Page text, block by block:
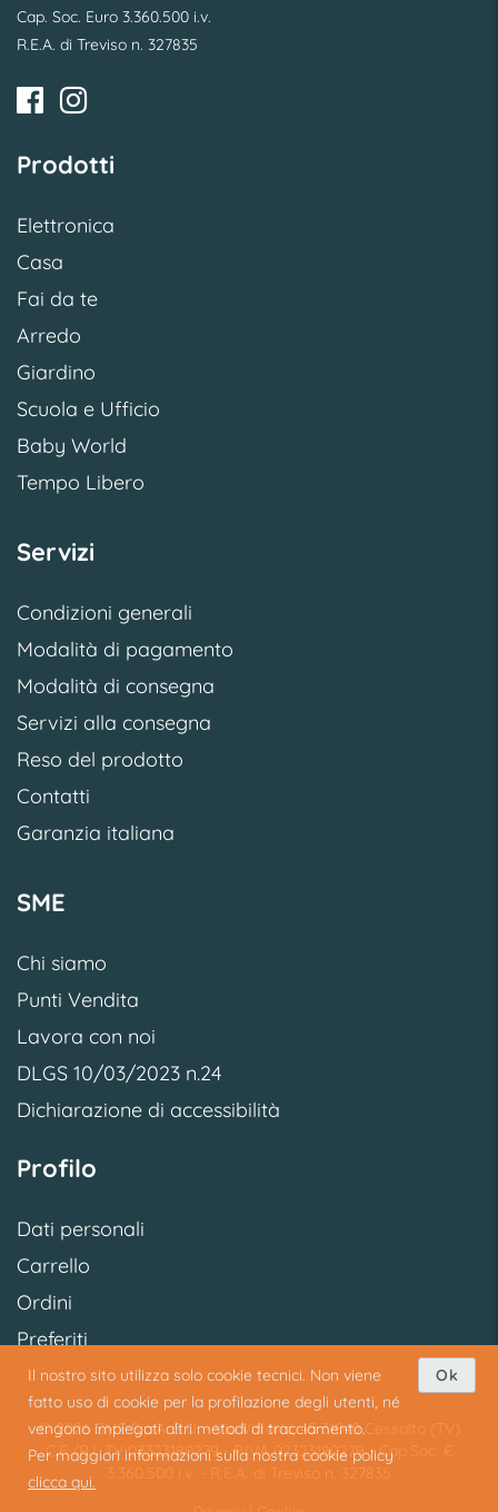
Il nostro sito utilizza solo cookie tecnici. Non viene
fatto uso di cookie per la profilazione degli utenti, né
vengono impiegati altri metodi di tracciamento.
Per maggiori informazioni sulla nostra cookie policy
clicca qui.
Ok
Cap. Soc. Euro 3.360.500 i.v.
R.E.A. di Treviso n. 327835
Prodotti
Elettronica
Casa
Fai da te
Arredo
Giardino
Scuola e Ufficio
Baby World
Tempo Libero
Servizi
Condizioni generali
Modalità di pagamento
Modalità di consegna
Servizi alla consegna
Reso del prodotto
Contatti
Garanzia italiana
SME
Chi siamo
Punti Vendita
Lavora con noi
DLGS 10/03/2023 n.24
Dichiarazione di accessibilità
Profilo
Dati personali
Carrello
Ordini
Preferiti
© 2026 SME S.p.A. S.U. - Via Vittoria, 45 31040 Cessalto (TV)
C.F./R.I. TV 02323180279 - P.IVA 02323180279 - Cap.Soc. €